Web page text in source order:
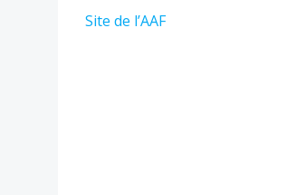
Site de l’AAF